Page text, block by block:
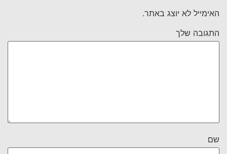
האימייל לא יוצג באתר.
התגובה שלך
שם